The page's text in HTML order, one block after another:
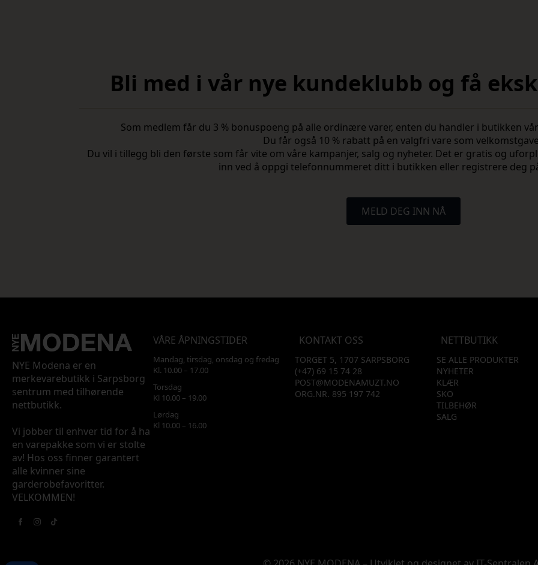
Bli med i vår nye kundeklubb og få
Som medlem får du 3 % bonuspoeng på alle ordinære varer, enten du handler i butikken
Du får også 10 % rabatt på en valgfri vare som
Du vil i tillegg bli den første som får vite om våre kampanjer, salg og nyheter. Det er gratis og
inn ved å oppgi telefonnummeret ditt i butikken eller registrere deg
MELD DEG INN NÅ
NYE Modena er en
merkevarebutikk i Sarpsborg
sentrum med tilhørende
nettbutikk.
Vi jobber til enhver tid for å ha
en varepakke som vi er stolte
av! Hos oss finner garantert
alle kvinner sine
garderobefavoritter.
VELKOMMEN!
VÅRE ÅPNINGSTIDER
Mandag, tirsdag, onsdag og fredag
Kl. 10.00 – 17.00
Torsdag
Kl 10.00 – 19.00
Lørdag
Kl 10.00 – 16.00
KONTAKT OSS
TORGET 5, 1707 SARPSBORG
(+47) 69 15 74 28
POST@MODENAMUZT.NO
ORG.NR. 895 197 742
NETTBUTIKK
SE ALLE PRODUKTER
NYHETER
KLÆR
SKO
TILBEHØR
SALG